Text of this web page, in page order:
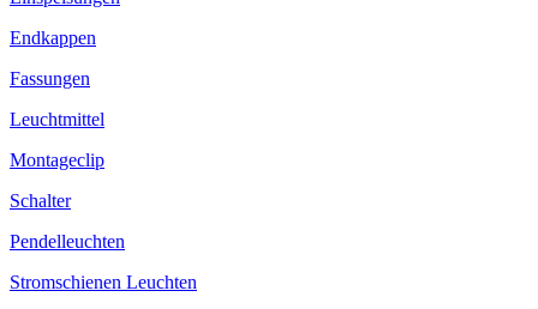
Endkappen
Fassungen
Leuchtmittel
Montageclip
Schalter
Pendelleuchten
Stromschienen Leuchten